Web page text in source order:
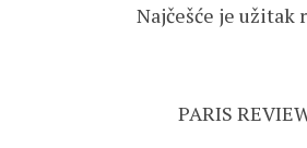
Najčešće je užitak
PARIS